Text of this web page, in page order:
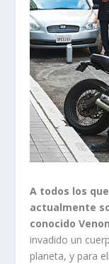
A todos los
actualmente
conocido
invadido un
planeta, y para